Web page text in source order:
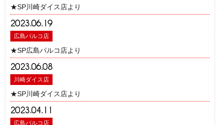
★SP川崎ダイス店より
2023.06.19
広島パルコ店
★SP広島パルコ店より
2023.06.08
川崎ダイス店
★SP川崎ダイス店より
2023.04.11
広島パルコ店